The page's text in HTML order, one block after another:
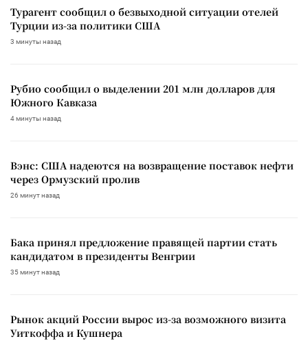
Турагент сообщил о безвыходной ситуации отелей
Турции из-за политики США
3 минуты назад
Рубио сообщил о выделении 201 млн долларов для
Южного Кавказа
4 минуты назад
Вэнс: США надеются на возвращение поставок нефти
через Ормузский пролив
26 минут назад
Бака принял предложение правящей партии стать
кандидатом в президенты Венгрии
35 минут назад
Рынок акций России вырос из-за возможного визита
Уиткоффа и Кушнера